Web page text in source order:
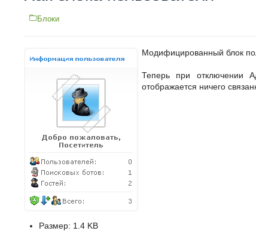
Блоки
Модифицированный блок
Теперь при отключении
отображается ничего
Размер: 1.4 KB